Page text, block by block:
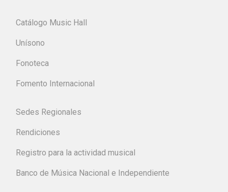
Catálogo Music Hall
Unísono
Fonoteca
Fomento Internacional
Sedes Regionales
Rendiciones
Registro para la actividad musical
Banco de Música Nacional e Independiente